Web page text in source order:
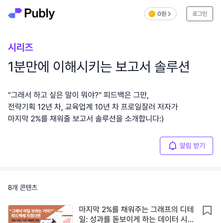
0원 로그인
시리즈
1분만에 이해시키는 보고서 솔루션
"그래서 하고 싶은 말이 뭐야?" 피드백은 그만,
전략기획 12년 차, 교육업계 10년 차 프로일잘러 저자가
마지막 2%를 채워줄 보고서 솔루션을 소개합니다:)
알림 받기
8개 콘텐츠
마지막 2%를 채워주는 그래프의 디테
일: 성과를 돋보이게 하는 데이터 시각